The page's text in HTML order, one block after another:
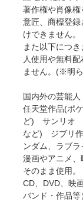
著作権や肖像権
意匠、商標登
けできません。
また以下につ
人使用や無料
ません。(※明
国内外の芸能人
任天堂作品(ポ
ど) サンリオ
など) ジブリ
ンダム、ラブ
漫画やアニメ
そのまま使用。
CD、DVD、映
バンド・作品等